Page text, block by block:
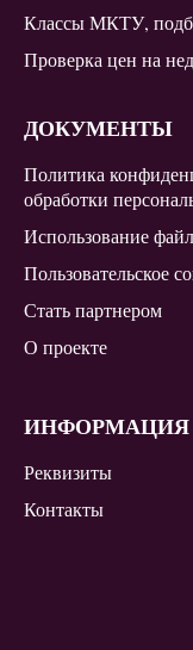
Классы МКТУ,
Проверка цен на
ДОКУМЕНТЫ
Политика
обработки
Использование
Пользовательское
Стать партнером
О проекте
ИНФОРМАЦИЯ
Реквизиты
Контакты